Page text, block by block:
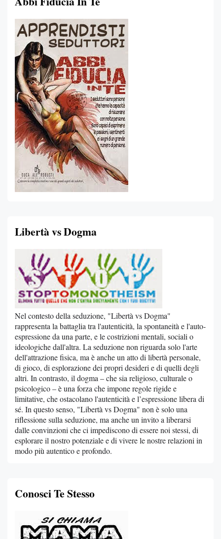
Libertà vs Dogma
Nel contesto della seduzione, "Libertà vs Dogma"
rappresenta la battaglia tra l'autenticità, la spontaneità e l'auto-
espressione da una parte, e le costrizioni mentali, sociali o
ideologiche dall'altra. La seduzione non riguarda solo l'arte
dell'attrazione fisica, ma è anche un atto di libertà personale,
di gioco, di esplorazione dei propri desideri e di quelli degli
altri. In contrasto, il dogma – che sia religioso, culturale o
psicologico – è una forza che impone regole rigide e
limitative, che ostacolano l'autenticità e l’espressione libera di
sé. In questo senso, "Libertà vs Dogma" non è solo una
riflessione sulla seduzione, ma anche un invito a liberarsi
dalle convinzioni che ci impediscono di essere noi stessi, di
esplorare il nostro potenziale e di vivere le nostre relazioni in
modo più autentico e profondo.
Conosci Te Stesso